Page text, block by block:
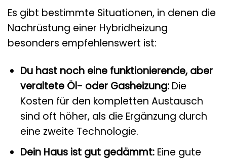
Es gibt bestimmte Situationen, in denen die
Nachrüstung einer Hybridheizung
besonders empfehlenswert ist:
Du hast noch eine funktionierende, aber
veraltete Öl- oder Gasheizung:Die
Kosten für den kompletten Austausch
sind oft höher, als die Ergänzung durch
eine zweite Technologie.
Dein Haus ist gut gedämmt:Eine gute